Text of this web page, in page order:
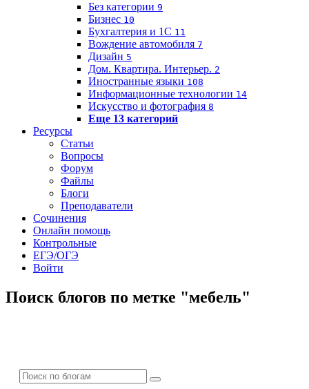
Без категории 9
Бизнес 10
Бухгалтерия и 1C 11
Вождение автомобиля 7
Дизайн 5
Дом. Квартира. Интерьер. 2
Иностранные языки 108
Информационные технологии 14
Искусство и фотография 8
Еще 13 категорий
Ресурсы
Статьи
Вопросы
Форум
Файлы
Блоги
Преподаватели
Сочинения
Онлайн помощь
Контрольные
ЕГЭ/ОГЭ
Войти
Поиск блогов по метке "мебель"